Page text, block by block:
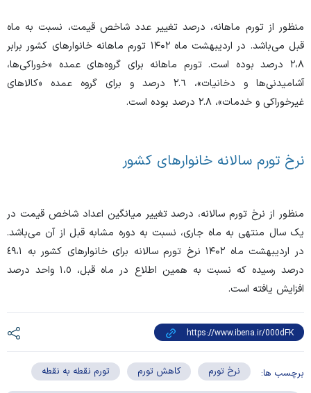
منظور از تورم ماهانه، درصد تغییر عدد شاخص قیمت، نسبت به ماه
قبل می‌باشد. در اردیبهشت ماه ۱۴۰۲ تورم ماهانه خانوار‌های کشور برابر
٢،٨ درصد بوده است. تورم ماهانه برای گروه‌های عمده «خوراکی‌ها،
آشامیدنی‌ها و دخانیات»، ٢.٦ درصد و برای گروه عمده «کالا‌های
غیرخوراکی و خدمات»، ٢.٨ درصد بوده است.
نرخ تورم سالانه خانوار‌های کشور
منظور از نرخ تورم سالانه، درصد تغییر میانگین اعداد شاخص قیمت در
یک سال منتهی به ماه جاری، نسبت به دوره مشابه قبل از آن می‌باشد.
در اردیبهشت ماه ۱۴۰۲ نرخ تورم سالانه برای خانوار‌های کشور به ٤٩،١
درصد رسیده که نسبت به همین اطلاع در ماه قبل، ١،٥ واحد درصد
افزایش یافته است.
برچسب ها: نرخ تورم کاهش تورم تورم نقطه به نقطه